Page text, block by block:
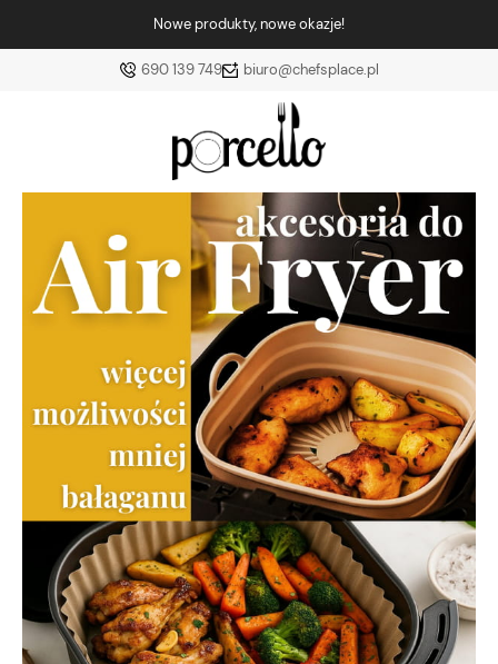
Nowe produkty, nowe okazje!
690 139 749 biuro@chefsplace.pl